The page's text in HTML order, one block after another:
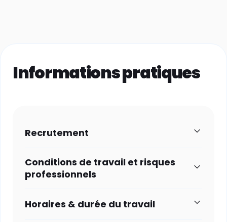
Informations pratiques
Recrutement
Conditions de travail et risques
professionnels
Horaires & durée du travail